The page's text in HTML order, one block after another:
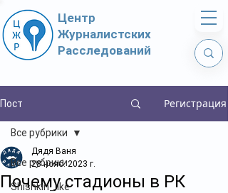
Центр
Журналистских
Расследований
Пост Регистрация
Все рубрики
Shishkin_like
Все рубрики
Почему стадионы в РК
Дядя Ваня
28 нояб. 2023 г.